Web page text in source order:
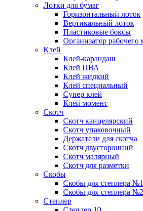
Лотки для бумаг
Горизонтальный лоток
Вертикальный лоток
Пластиковые боксы
Организатор рабочего
Клей
Клей-карандаш
Клей ПВА
Клей жидкий
Клей специальный
Супер клей
Клей момент
Скотч
Скотч канцелярский
Скотч упаковочный
Держатели для скотча
Скотч двусторонний
Скотч малярный
Скотч для разметки
Скобы
Скобы для степлера
Скобы для степлера
Степлер